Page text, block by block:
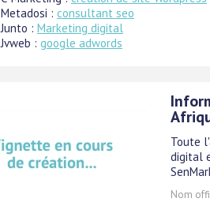
Metadosi : consultant seo
Junto : Marketing digital
Jvweb : google adwords
Toute
digital
Nom